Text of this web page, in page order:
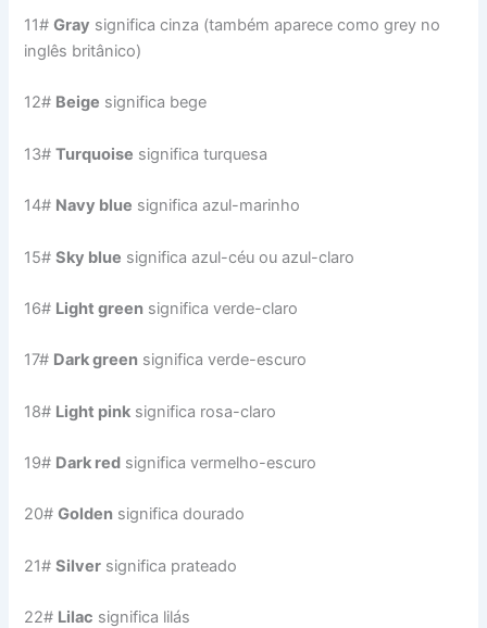
11#Gray significa cinza (também aparece como grey no
inglês britânico)
12# Beige significa bege
13#Turquoise significa turquesa
14# Navy blue significa azul-marinho
15#Sky blue significa azul-céu ou azul-claro
16# Light green significa verde-claro
17# Dark green significa verde-escuro
18# Light pink significa rosa-claro
19# Dark red significa vermelho-escuro
20#Golden significa dourado
21#Silver significa prateado
22# Lilac significa lilás